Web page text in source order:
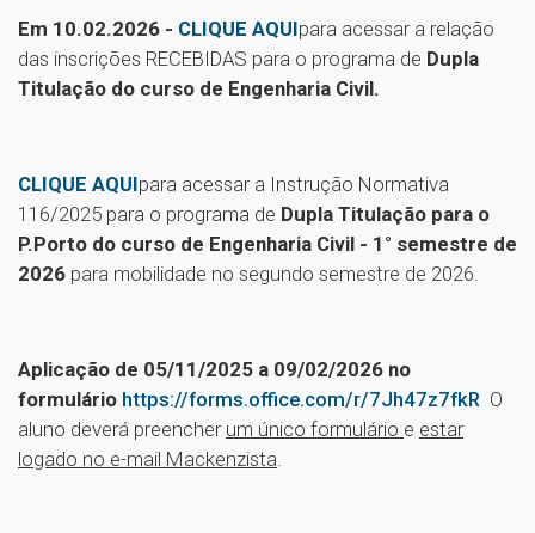
Em 10.02.2026 - CLIQUE AQUIpara acessar a relação
das inscrições RECEBIDAS para o programa de Dupla
Titulação do curso de Engenharia Civil.
CLIQUE AQUIpara acessar a Instrução Normativa
116/2025 para o programa de Dupla Titulação para o
P.Porto do curso de Engenharia Civil - 1° semestre de
2026 para mobilidade no segundo semestre de 2026.
Aplicação de 05/11/2025 a 09/02/2026 no
formulário https://forms.office.com/r/7Jh47z7fkR O
aluno deverá preencher um único formulário e estar
logado no e-mail Mackenzista.